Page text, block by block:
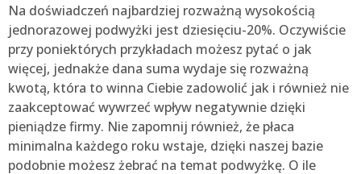
Na doświadczeń najbardziej rozważną wysokością
jednorazowej podwyżki jest dziesięciu-20%. Oczywiście
przy poniektórych przykładach możesz pytać o jak
więcej, jednakże dana suma wydaje się rozważną
kwotą, która to winna Ciebie zadowolić jak i również nie
zaakceptować wywrzeć wpływ negatywnie dzięki
pieniądze firmy. Nie zapomnij również, że płaca
minimalna każdego roku wstaje, dzięki naszej bazie
podobnie możesz żebrać na temat podwyżkę. O ile